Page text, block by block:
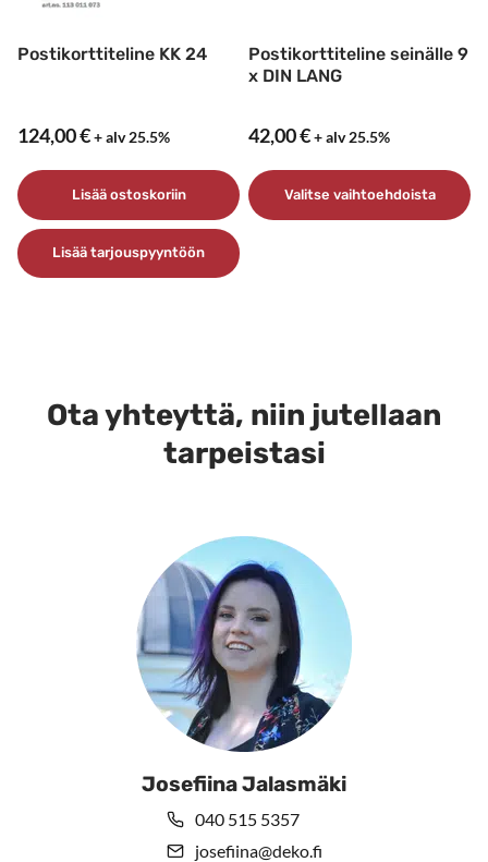
tuotteen
sivulla.
sivulla.
Postikorttiteline KK 24
124,00€+ alv 25.5%
Lisää ostoskoriin
Lisää tarjouspyyntöön
Postikorttiteline seinälle 9
x DIN LANG
42,00€+ alv 25.5%
Valitse vaihtoehdoista
tehdä
valinnat
tuotteen
Ota yhteyttä, niin jutellaan
tarpeistasi
Josefiina Jalasmäki
040 515 5357
josefiina@deko.fi